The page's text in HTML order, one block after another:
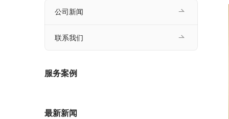
公司新闻
联系我们
服务案例
最新新闻